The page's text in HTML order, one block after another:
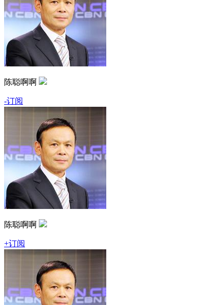
陈聪啊啊
-订阅
陈聪啊啊
+订阅